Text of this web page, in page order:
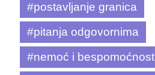
#postavljanje granica
#pitanja odgovornima
#nemoć i bespomoćnost